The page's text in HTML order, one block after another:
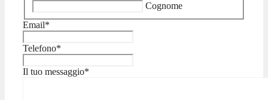
Cognome
Email*
Telefono*
Il tuo messaggio*